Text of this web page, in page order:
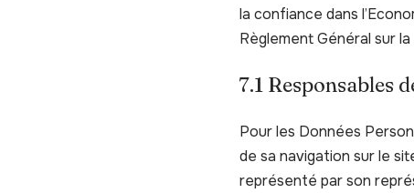
la confiance dans
Règlement Général sur
7.1 Responsables
Pour les Données
de sa navigation sur le
représenté par son